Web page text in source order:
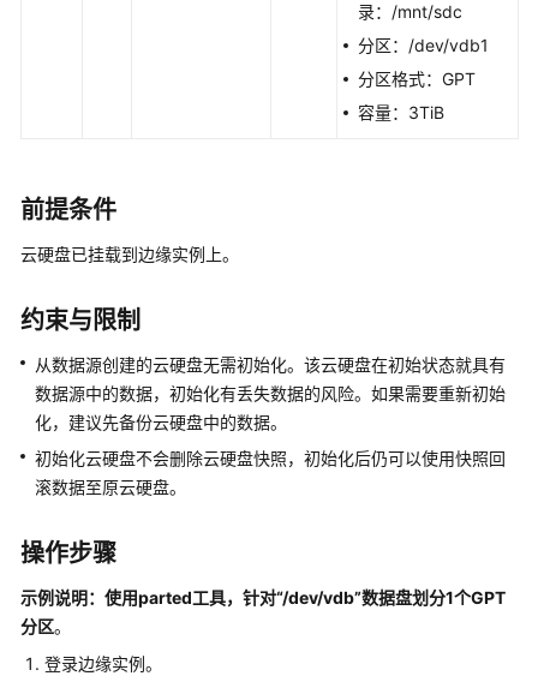
功
概
建
IAM
用
户
并
授
使
IEC
管
录：/mnt/sdc
分区：/dev/vdb1
分区格式：GPT
容量：3TiB
前提条件
云硬盘已挂载到边缘实例上。
约束与限制
从数据源创建的云硬盘无需初始化。该云硬盘在初始状态就具有
数据源中的数据，初始化有丢失数据的风险。如果需要重新初始
化，建议先备份云硬盘中的数据。
初始化云硬盘不会删除云硬盘快照，初始化后仍可以使用快照回
滚数据至原云硬盘。
操作步骤
示例说明：使用parted工具，针对“/dev/vdb”数据盘划分1个GPT
分区。
登录边缘实例。